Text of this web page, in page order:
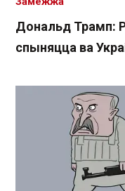
Дональд Трамп:
спыняцца ва